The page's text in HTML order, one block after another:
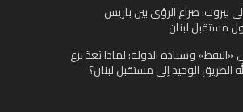
صراع الرؤى بين باريس
مستقبل لبنان
«اليقظ» وسيادة الدولة: لماذا يُعدّ نزع
الطريق الوحيد إلى مستقبل لبنان؟